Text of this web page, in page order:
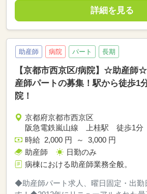
詳細を見る
助産師 病院 パート 長期
【京都市西京区/病院】☆助産師
産師パートの募集！駅から徒歩1
院！
京都府京都市西京区
阪急電鉄嵐山線 上桂駅 徒歩1分
時給 2,000 円 ～ 3,000 円
助産師
日勤のみ
病棟における助産師業務全般。
◆助産師パート求人、曜日固定・出勤